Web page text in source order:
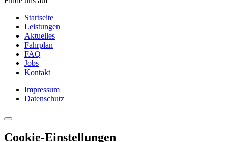
Startseite
Leistungen
Aktuelles
Fahrplan
FAQ
Jobs
Kontakt
Impressum
Datenschutz
Cookie-Einstellungen